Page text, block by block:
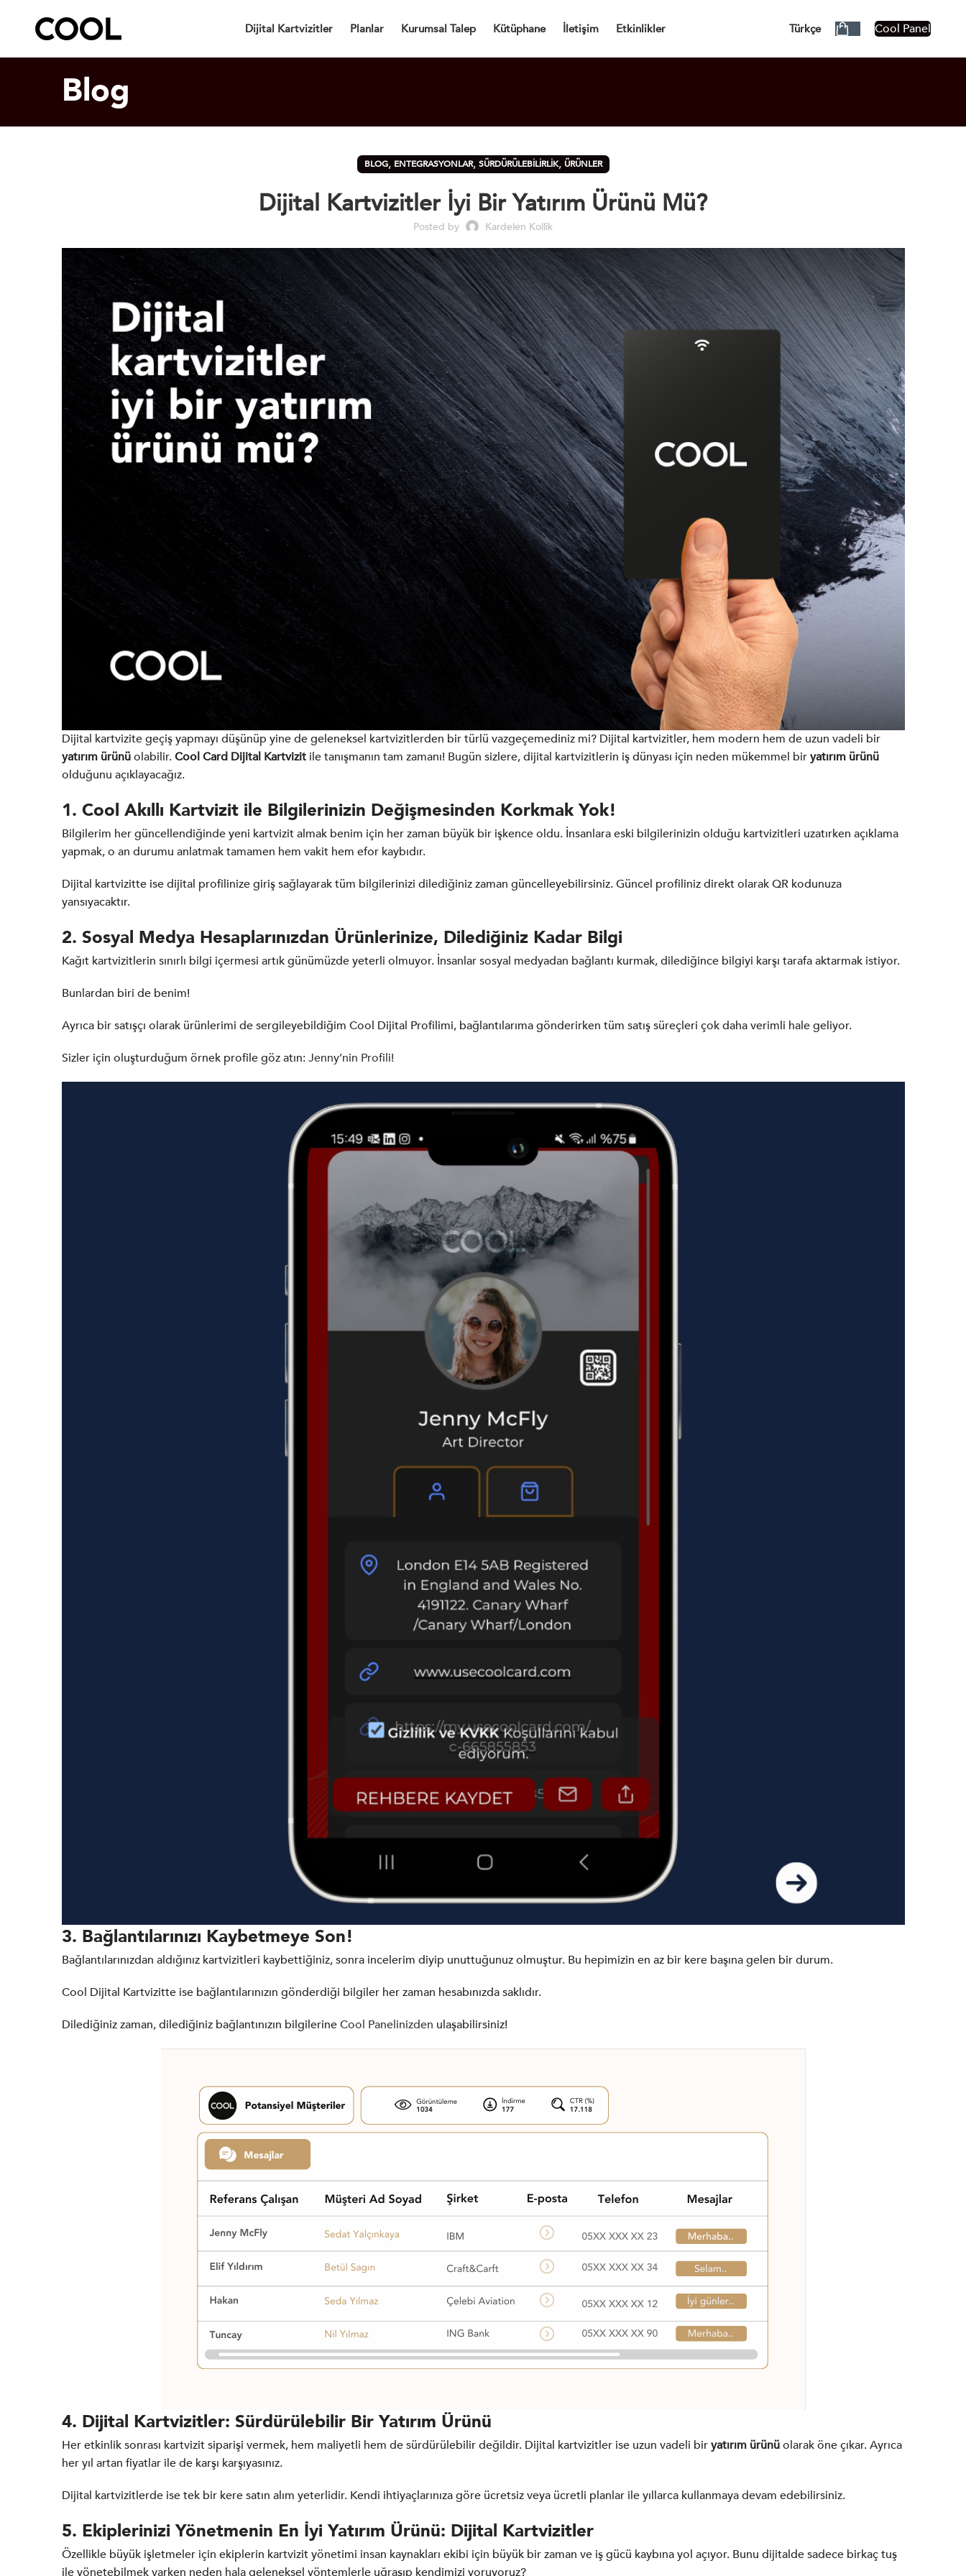
Dijital Kartvizitler Planlar Kurumsal Talep Kütüphane İletişim Etkinlikler Türkçe Cool Panel
Blog
BLOG, ENTEGRASYONLAR, SÜRDÜRÜLEBILIRLIK, ÜRÜNLER
Dijital Kartvizitler İyi Bir Yatırım Ürünü Mü?
Posted by Kardelen Kollik
Dijital kartvizite geçiş yapmayı düşünüp yine de geleneksel kartvizitlerden bir türlü vazgeçemediniz mi? Dijital kartvizitler, hem modern hem de uzun vadeli bir
yatırım ürünüolabilir.Cool Card Dijital Kartvizitile tanışmanın tam zamanı! Bugün sizlere, dijital kartvizitlerin iş dünyası için neden mükemmel biryatırım ürünü
olduğunu açıklayacağız.
1. Cool Akıllı Kartvizit ile Bilgilerinizin Değişmesinden Korkmak Yok!
Bilgilerim her güncellendiğinde yeni kartvizit almak benim için her zaman büyük bir işkence oldu. İnsanlara eski bilgilerinizin olduğu kartvizitleri uzatırken açıklama
yapmak, o an durumu anlatmak tamamen hem vakit hem efor kaybıdır.
Dijital kartvizitte ise dijital profilinize giriş sağlayarak tüm bilgilerinizi dilediğiniz zaman güncelleyebilirsiniz. Güncel profiliniz direkt olarak QR kodunuza
yansıyacaktır.
2. Sosyal Medya Hesaplarınızdan Ürünlerinize, Dilediğiniz Kadar Bilgi
Kağıt kartvizitlerin sınırlı bilgi içermesi artık günümüzde yeterli olmuyor. İnsanlar sosyal medyadan bağlantı kurmak, dilediğince bilgiyi karşı tarafa aktarmak istiyor.
Bunlardan biri de benim!
Ayrıca bir satışçı olarak ürünlerimi de sergileyebildiğim Cool Dijital Profilimi, bağlantılarıma gönderirken tüm satış süreçleri çok daha verimli hale geliyor.
Sizler için oluşturduğum örnek profile göz atın:Jenny’nin Profili!
3. Bağlantılarınızı Kaybetmeye Son!
Bağlantılarınızdan aldığınız kartvizitleri kaybettiğiniz, sonra incelerim diyip unuttuğunuz olmuştur. Bu hepimizin en az bir kere başına gelen bir durum.
Cool Dijital Kartvizitte ise bağlantılarınızın gönderdiği bilgiler her zaman hesabınızda saklıdır.
Dilediğiniz zaman, dilediğiniz bağlantınızın bilgilerineCool Panelinizden ulaşabilirsiniz!
4. Dijital Kartvizitler: Sürdürülebilir Bir Yatırım Ürünü
Her etkinlik sonrası kartvizit siparişi vermek, hem maliyetli hem de sürdürülebilir değildir. Dijital kartvizitler ise uzun vadeli biryatırım ürünüolarak öne çıkar. Ayrıca
her yıl artan fiyatlar ile de karşı karşıyasınız.
Dijital kartvizitlerde ise tek bir kere satın alım yeterlidir. Kendi ihtiyaçlarınıza göre ücretsiz veya ücretli planlar ile yıllarca kullanmaya devam edebilirsiniz.
5. Ekiplerinizi Yönetmenin En İyi Yatırım Ürünü: Dijital Kartvizitler
Özellikle büyük işletmeler için ekiplerin kartvizit yönetimi insan kaynakları ekibi için büyük bir zaman ve iş gücü kaybına yol açıyor. Bunu dijitalde sadece birkaç tuş
ile yönetebilmek varken neden hala geleneksel yöntemlerle uğraşıp kendimizi yoruyoruz?